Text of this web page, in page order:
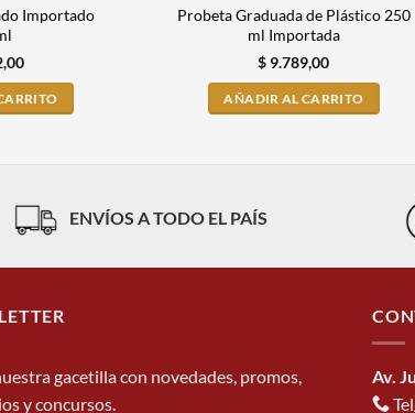
Importado
Probeta Graduada de Plástico 250
ml Importada
$ 9.789,00
AÑADIR AL CARRITO
ENVÍOS A TODO EL PAÍS
gacetilla con novedades, promos,
y concursos.
Av.